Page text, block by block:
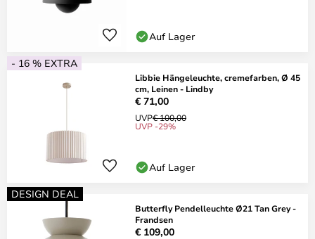
Auf Lager
- 16 % EXTRA
Libbie Hängeleuchte, cremefarben, Ø 45
cm, Leinen - Lindby
€ 71,00
UVP€ 100,00
UVP -29%
Auf Lager
DESIGN DEAL
Butterfly Pendelleuchte Ø21 Tan Grey -
Frandsen
€ 109,00